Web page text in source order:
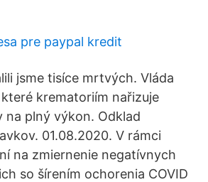
pre paypal kredit
jsme tisíce mrtvých. Vláda
krematoriím nařizuje
na plný výkon. Odklad
01.08.2020. V rámci
na zmiernenie negatívnych
so šírením ochorenia COVID